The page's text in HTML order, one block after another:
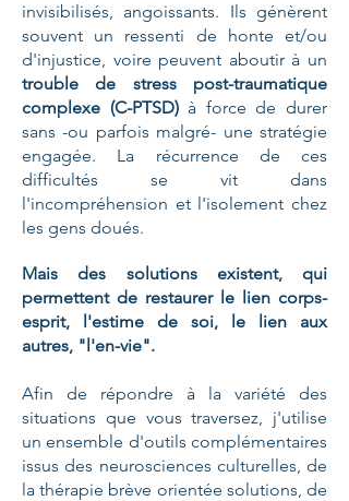
invisibilisés, angoissants. Ils génèrent
souvent un ressenti de honte et/ou
d'injustice, voire peuvent aboutir à un
trouble de stress post-traumatique
complexe (C-PTSD)à force de durer
sans -ou parfois malgré- une stratégie
engagée. La récurrence de ces
difficultés se vit dans
l'incompréhension et l'isolement chez
les gens doués.
Mais des solutions existent, qui
permettent de restaurer le lien corps-
esprit, l'estime de soi, le lien aux
autres, "l'en-vie".
Afin de répondre à la variété des
situations que vous traversez, j'utilise
un ensemble d'outils complémentaires
issus des neurosciences culturelles, de
la thérapie brève orientée solutions, de